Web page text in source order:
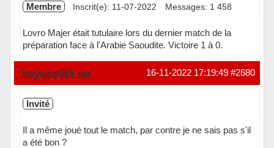
Membre Inscrit(e): 11-07-2022 Messages: 1 458
Lovro Majer était tutulaire lors du dernier match de la
préparation face à l'Arabie Saoudite. Victoire 1 à 0.
Hors ligne #2680
16-11-2022 17:19:49
Yoyoceltik Ier
Invité
Il a même joué tout le match, par contre je ne sais pas s'il
a été bon ?